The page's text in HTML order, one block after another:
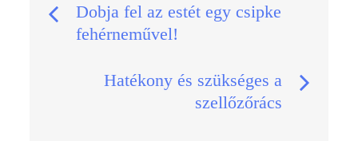
Bejegyzés
navigáció
Dobja fel az estét egy csipke
fehérneművel!
Hatékony és szükséges a
szellőzőrács